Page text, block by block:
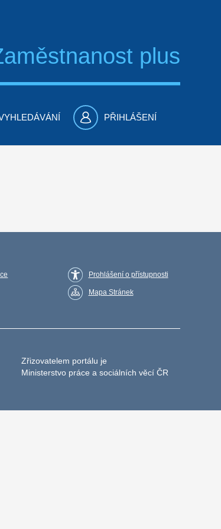
plus
PŘIHLÁŠENÍ
Prohlášení o přístupnosti
Mapa Stránek
Zřizovatelem portálu je
Ministerstvo práce a sociálních věcí ČR